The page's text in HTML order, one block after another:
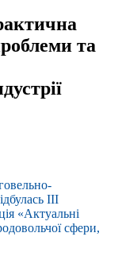
та
ІІІ
«Актуальні
сфери,